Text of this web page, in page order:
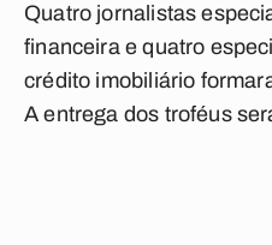
Quatro jornalistas
financeira e quatro
crédito imobiliário
A entrega dos troféus